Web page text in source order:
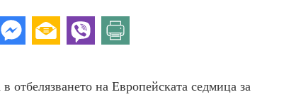
отбелязването на Европейската седмица за